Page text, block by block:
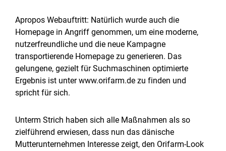
Apropos Webauftritt: Natürlich wurde auch die
Homepage in Angriff genommen, um eine moderne,
nutzerfreundliche und die neue Kampagne
transportierende Homepage zu generieren. Das
gelungene, gezielt für Suchmaschinen optimierte
Ergebnis ist unter www.orifarm.de zu finden und
spricht für sich.
Unterm Strich haben sich alle Maßnahmen als so
zielführend erwiesen, dass nun das dänische
Mutterunternehmen Interesse zeigt, den Orifarm-Look